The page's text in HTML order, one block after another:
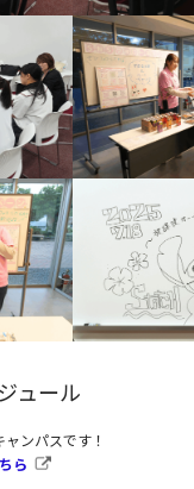
ュール
ンパスです！
ら